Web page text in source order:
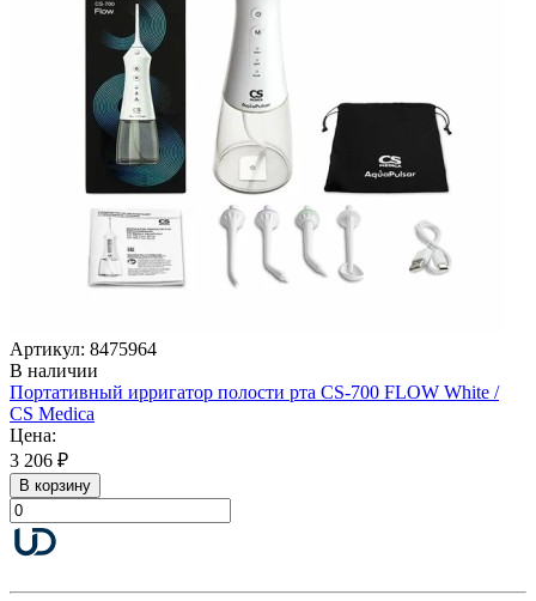
Артикул: 8475964
В наличии
Портативный ирригатор полости рта CS-700 FLOW White /
CS Medica
Цена:
3 206 ₽
В корзину